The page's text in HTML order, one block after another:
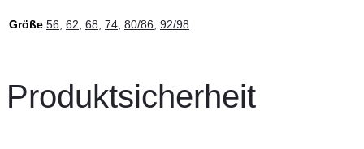
Größe 56, 62, 68, 74, 80/86, 92/98
Produktsicherheit